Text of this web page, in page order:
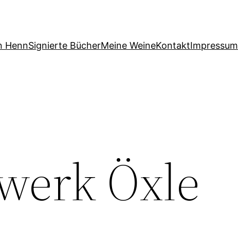
HennSignierte BücherMeine WeineKontaktImpressum
Öxle